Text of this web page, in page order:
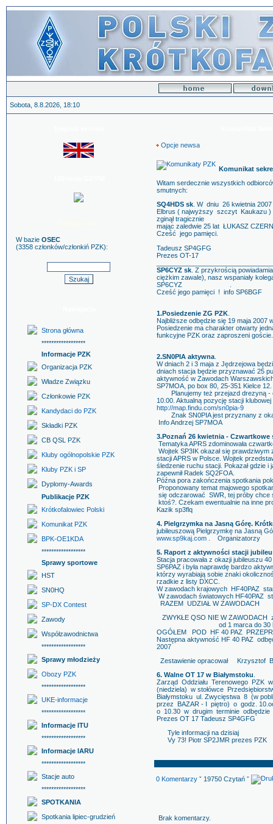
Sobota, 8.8.2026, 18:10
W bazie OSEC
(3358 członków/członkiń PZK):
Strona główna
******************
Informacje PZK
Organizacja PZK
Władze Związku
Członkowie PZK
Kandydaci do PZK
Składki PZK
CB QSL PZK
Kluby ogólnopolskie PZK
Kluby PZK i SP
Dyplomy-Awards
Publikacje PZK
Krótkofalowiec Polski
Komunikat PZK
BPK-OE1KDA
******************
Sprawy sportowe
HST
SN0HQ
SP-DX Contest
Zawody
Współzawodnictwa
******************
Sprawy młodzieży
Obozy PZK
******************
UKE-informacje
******************
Informacje ITU
******************
Informacje IARU
******************
Stacje auto
******************
SPOTKANIA
Spotkania lipiec-grudzień
Opcje newsa
Komunikat
Witam serdecznie wszystkich
smutnych:
SQ4HDS sk . W dniu 26 kwietnia
Elbrus ( najwyższy szczyt Kaukazu )
zginął tragicznie
mając zaledwie 25 lat ŁUKASZ
Cześć jego pamięci.
Tadeusz SP4GFG
Prezes OT-17
SP6CYZ sk . Z przykrością
ciężkim zawale), nasz wspaniały
SP6CYZ .
Cześć jego pamięci ! info SP6BGF
1.Posiedzenie ZG PZK
Najbliższe odbędzie się 19 maja 2007
Posiedzenie ma charakter otwarty
funkcyjne PZK oraz zaproszeni goście.
2.SN0PIA aktywna
W dniach 2 i 3 maja z Jędrzejowa
dniach stacja będzie przyznawać 25
aktywność w Zawodach
SP7MOA, po box 80, 25-351 Kielce 12.
Planujemy też przejazd drezyną -
10.00. Aktualną pozycję stacji
http://map.findu.com/sn0pia-9
Znak SN0PIA jest przyznany z
Info Andrzej SP7MOA
3.Poznań 26 kwietnia -
Tematyka APRS zdominowała
Wojtek SP3IK okazał się
stacji APRS w Polsce. Wojtek
śledzenie ruchu stacji. Pokazał gdzie
zapewnił Radek SQ2FOA.
Późna pora zakończenia spotkania
Proponowany temat majowego
się odczarować SWR, tej próby chce
ktoś?. Czekam ewentualnie na inne
Kazik sp3flq
4. Pielgrzymka na Jasną Górę.
jubileuszową Pielgrzymkę na Jasną
www.sp9kaj.com . Organizatorzy
5. Raport z aktywności stacji
Stacja pracowała z okazji jubileuszu
SP6PAZ i była naprawdę bardzo
którzy wyrabiają sobie znaki
rzadkie z listy DXCC.
W zawodach krajowych HF40PAZ
W zawodach światowych HF40PAZ
RAZEM UDZIAŁ W
ZWYKŁE QSO NIE W ZAWODACH
od 1 marca do 30
OGÓŁEM POD HF 40 PAZ
Następna aktywność HF 40 PAZ
Zestawienie opracował Krzysztof
6. Walne OT 17 w Białymstoku
Zarząd Oddziału Terenowego
(niedziela) w stołówce
Białymstoku ul. Zwycięstwa 8 (w
przez BAZAR - I piętro) o godz.
o 10.30 w drugim terminie
Prezes OT 17 Tadeusz SP4GFG
Tyle informacji na dzisiaj
Vy 73! Piotr SP2JMR prezes
0 Komentarzy ˇ 19750 Czytań ˇ
Brak komentarzy.